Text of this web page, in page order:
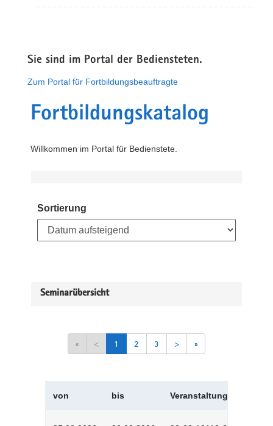
Sie sind im Portal der Bediensteten.
Zum Portal für Fortbildungsbeauftragte
Fortbildungskatalog
Willkommen im Portal für Bedienstete.
Sortierung
Seminarübersicht
« < 1 2 3 > »
von bis Veranstaltungskürzel